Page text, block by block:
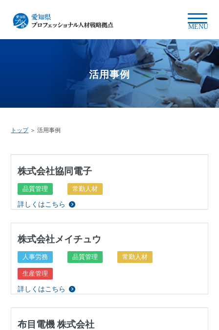
MENU
活⽤事例
トップ＞ 活⽤事例
株式会社協同電子
品質管理 常勤人材
詳しくはこちら
株式会社メイチュウ
人事労務 品質管理 常勤人材
生産管理
詳しくはこちら
布目電機 株式会社